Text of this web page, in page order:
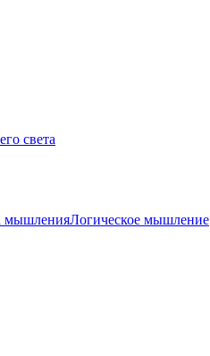
света
мышленияЛогическое мышление